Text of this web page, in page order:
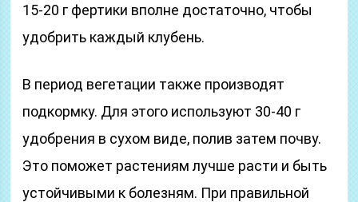
15-20 г фертики вполне достаточно, чтобы
удобрить каждый клубень.
В период вегетации также производят
подкормку. Для этого используют 30-40 г
удобрения в сухом виде, полив затем почву.
Это поможет растениям лучше расти и быть
устойчивыми к болезням. При правильной